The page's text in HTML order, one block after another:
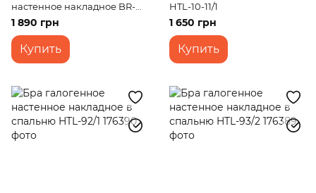
настенное накладное BR-
703W/1
1 890 грн
Купить
HTL-10-11/1
1 650 грн
Купить